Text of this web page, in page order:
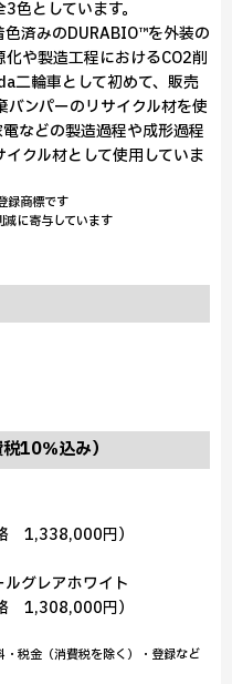
色としています。
済みのDURABIO™を外装の
や製造工程におけるCO2削
二輪車として初めて、販売
ンパーのリサイクル材を使
などの製造過程や成形過程
クル材として使用していま
録商標です
に寄与しています
10％込み）
1,338,000円）
グレアホワイト
1,308,000円）
税金（消費税を除く）・登録など